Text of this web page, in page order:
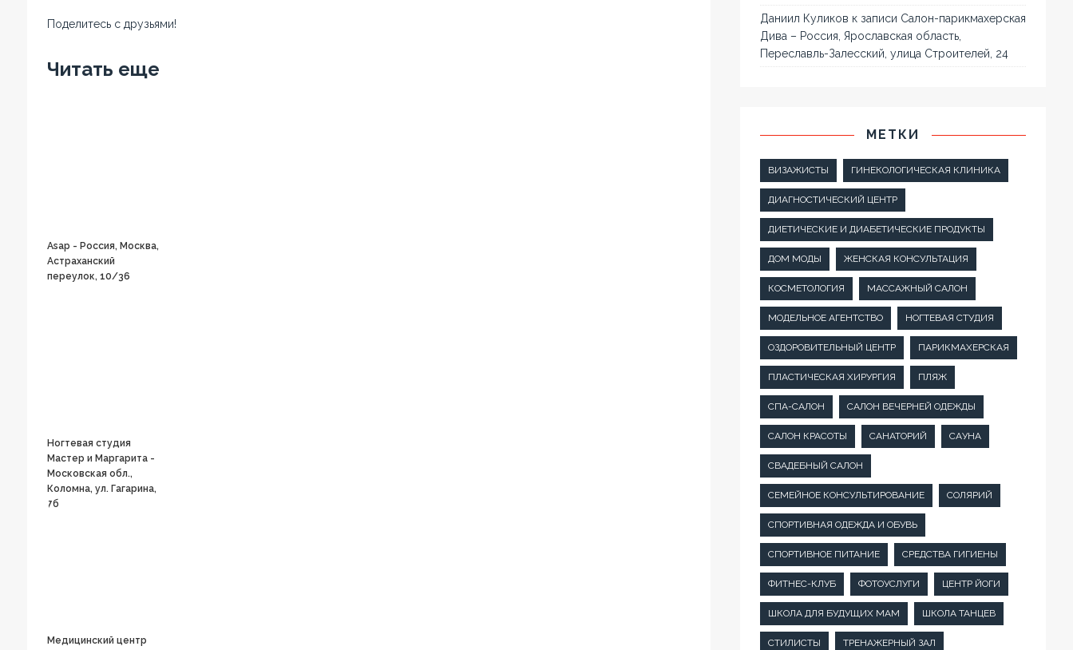
Поделитесь с друзьями!
Читать еще
Asap - Россия, Москва,
Астраханский
переулок, 10/36
Ногтевая студия
Мастер и Маргарита -
Московская обл.,
Коломна, ул. Гагарина,
7б
Медицинский центр
Даниил Куликов к записи Салон-парикмахерская
Дива – Россия, Ярославская область,
Переславль-Залесский, улица Строителей, 24
МЕТКИ
ВИЗАЖИСТЫ ГИНЕКОЛОГИЧЕСКАЯ КЛИНИКА
ДИАГНОСТИЧЕСКИЙ ЦЕНТР
ДИЕТИЧЕСКИЕ И ДИАБЕТИЧЕСКИЕ ПРОДУКТЫ
ДОМ МОДЫ ЖЕНСКАЯ КОНСУЛЬТАЦИЯ
КОСМЕТОЛОГИЯ МАССАЖНЫЙ САЛОН
МОДЕЛЬНОЕ АГЕНТСТВО НОГТЕВАЯ СТУДИЯ
ОЗДОРОВИТЕЛЬНЫЙ ЦЕНТР ПАРИКМАХЕРСКАЯ
ПЛАСТИЧЕСКАЯ ХИРУРГИЯ ПЛЯЖ
СПА-САЛОН САЛОН ВЕЧЕРНЕЙ ОДЕЖДЫ
САЛОН КРАСОТЫ САНАТОРИЙ САУНА
СВАДЕБНЫЙ САЛОН
СЕМЕЙНОЕ КОНСУЛЬТИРОВАНИЕ СОЛЯРИЙ
СПОРТИВНАЯ ОДЕЖДА И ОБУВЬ
СПОРТИВНОЕ ПИТАНИЕ СРЕДСТВА ГИГИЕНЫ
ФИТНЕС-КЛУБ ФОТОУСЛУГИ ЦЕНТР ЙОГИ
ШКОЛА ДЛЯ БУДУЩИХ МАМ ШКОЛА ТАНЦЕВ
СТИЛИСТЫ ТРЕНАЖЕРНЫЙ ЗАЛ